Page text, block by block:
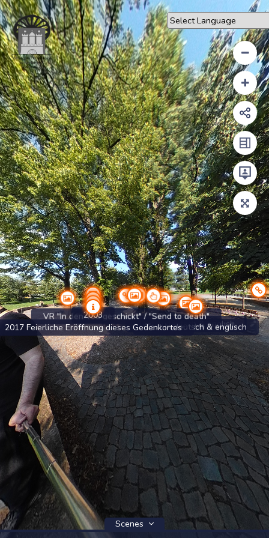
Powered by
Text in deutsch & english
VR "In den Tod geschickt" / "Send to death"
Text in deutsch & englisch
2003
2017 Feierliche Eröffnung dieses Gedenkortes
Scenes